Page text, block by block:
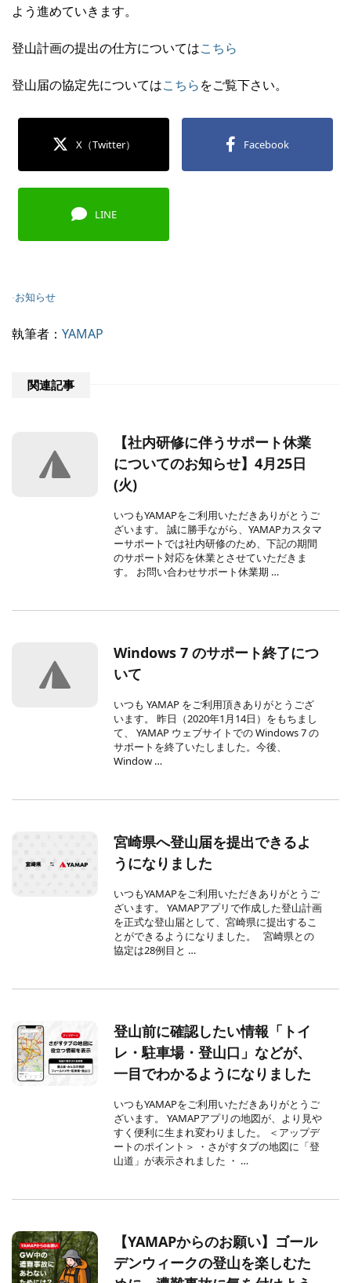
よう進めていきます。
登山計画の提出の仕方についてはこちら
登山届の協定先についてはこちらをご覧下さい。
X（Twitter） Facebook
LINE
-お知らせ
執筆者： YAMAP
関連記事
【社内研修に伴うサポート休業
についてのお知らせ】4月25日
(火)
いつもYAMAPをご利用いただきありがとうご
ざいます。 誠に勝手ながら、YAMAPカスタマ
ーサポートでは社内研修のため、下記の期間
のサポート対応を休業とさせていただきま
す。 お問い合わせサポート休業期 …
Windows 7 のサポート終了につ
いて
いつも YAMAP をご利用頂きありがとうござ
います。 昨日（2020年1月14日）をもちまし
て、 YAMAP ウェブサイトでの Windows 7 の
サポートを終了いたしました。今後、
Window …
宮崎県へ登山届を提出できるよ
うになりました
いつもYAMAPをご利用いただきありがとうご
ざいます。 YAMAPアプリで作成した登山計画
を正式な登山届として、宮崎県に提出するこ
とができるようになりました。 宮崎県との
協定は28例目と …
登山前に確認したい情報「トイ
レ・駐車場・登山口」などが、
一目でわかるようになりました
いつもYAMAPをご利用いただきありがとうご
ざいます。 YAMAPアプリの地図が、より見や
すく便利に生まれ変わりました。 ＜アップデ
ートのポイント＞ ・さがすタブの地図に「登
山道」が表示されました ・ …
【YAMAPからのお願い】ゴール
デンウィークの登山を楽しむた